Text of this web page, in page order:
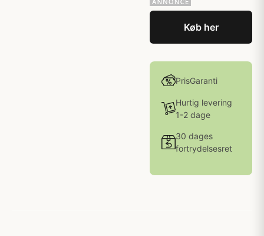
Køb her
PrisGaranti
Hurtig levering
1-2 dage
30 dages
fortrydelsesret